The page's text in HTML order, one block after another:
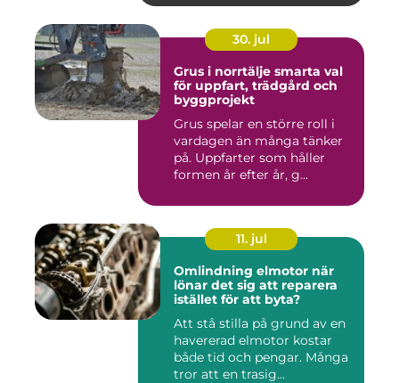
30. jul
Grus i norrtälje smarta val
för uppfart, trädgård och
byggprojekt
Grus spelar en större roll i
vardagen än många tänker
på. Uppfarter som håller
formen år efter år, g...
11. jul
Omlindning elmotor när
lönar det sig att reparera
istället för att byta?
Att stå stilla på grund av en
havererad elmotor kostar
både tid och pengar. Många
tror att en trasig...